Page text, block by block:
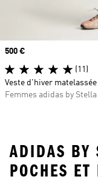
Prix
500 €
(11)
Veste d'hiver
Femmes adidas by
ADIDAS BY
POCHES